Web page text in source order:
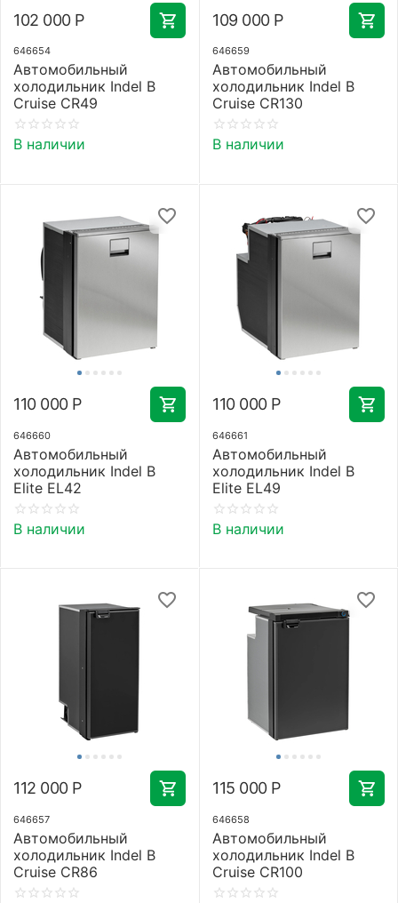
102 000 Р
646654
Автомобильный
холодильник Indel B
Cruise CR49
В наличии
109 000 Р
646659
Автомобильный
холодильник Indel B
Cruise CR130
В наличии
110 000 Р
646660
Автомобильный
холодильник Indel B
Elite EL42
В наличии
110 000 Р
646661
Автомобильный
холодильник Indel B
Elite EL49
В наличии
112 000 Р
646657
Автомобильный
холодильник Indel B
Cruise CR86
115 000 Р
646658
Автомобильный
холодильник Indel B
Cruise CR100